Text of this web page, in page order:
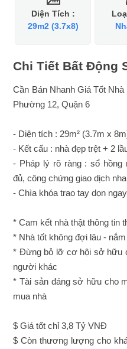
Diện Tích :
29m2 (3.7x8)
Chi Tiết Bất Động
Cần Bán Nhanh Giá Tốt Nhà
Phường 12,Quận 6
- Diện tích : 29m² (3.7m x
- Kết cấu : nhà đẹp trệt + 2
- Pháp lý rõ ràng : sổ hồng
đủ, công chứng giao dịch
- Chìa khóa trao tay dọn
* Cam kết nhà thật thông tin
* Nhà tốt không đợi lâu -
* Đừng bỏ lỡ cơ hội sở hữu
người khác
* Tài sản đáng sở hữu cho
mua nhà
$ Giá tốt chỉ 3,8 Tỷ VNĐ
$ Còn thương lượng cho